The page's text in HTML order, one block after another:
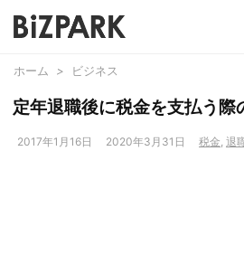
ホーム > ビジネス
定年退職後に税金を支払う際
2017年1月16日 2020年3月31日 税金, 退